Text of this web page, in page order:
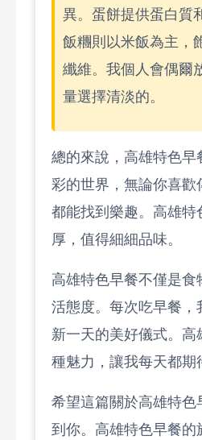
異。蛋餅提供蛋白質
飯糰則以米飯為主，
纖維。我個人會偶爾
量選擇清淡的。
總的來說，高雄特色早
彩的世界，無論你喜歡
都能找到樂趣。高雄特
厚，值得細細品味。
高雄特色早餐不僅是食
活態度。每次吃早餐，
新一天的美好儀式。高
種魅力，讓我每天都期
希望這篇關於高雄特色
到你。高雄特色早餐的